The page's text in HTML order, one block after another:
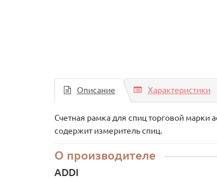
Описание Характеристики
Счетная рамка для спиц торговой марки
содержит измеритель спиц.
О производителе
ADDI